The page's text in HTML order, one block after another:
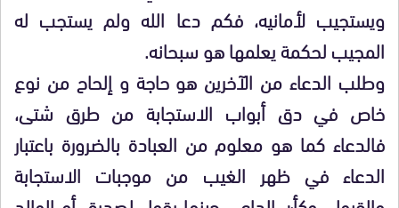
ويستجيب لأمانيه، فكم دعا الله ولم يستجب له
المجيب لحكمة يعلمها هو سبحانه.
وطلب الدعاء من الآخرين هو حاجة و إلحاح من نوع
خاص في دق أبواب الاستجابة من طرق شتى،
فالدعاء كما هو معلوم من العبادة بالضرورة باعتبار
الدعاء في ظهر الغيب من موجبات الاستجابة